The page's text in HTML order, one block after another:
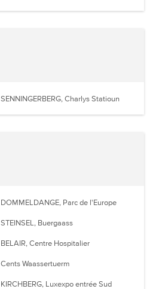
SENNINGERBERG, Charlys Statioun
DOMMELDANGE, Parc de l'Europe
STEINSEL, Buergaass
BELAIR, Centre Hospitalier
Cents Waassertuerm
KIRCHBERG, Luxexpo entrée Sud